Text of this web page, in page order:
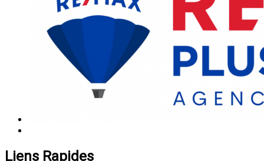
Liens Rapides